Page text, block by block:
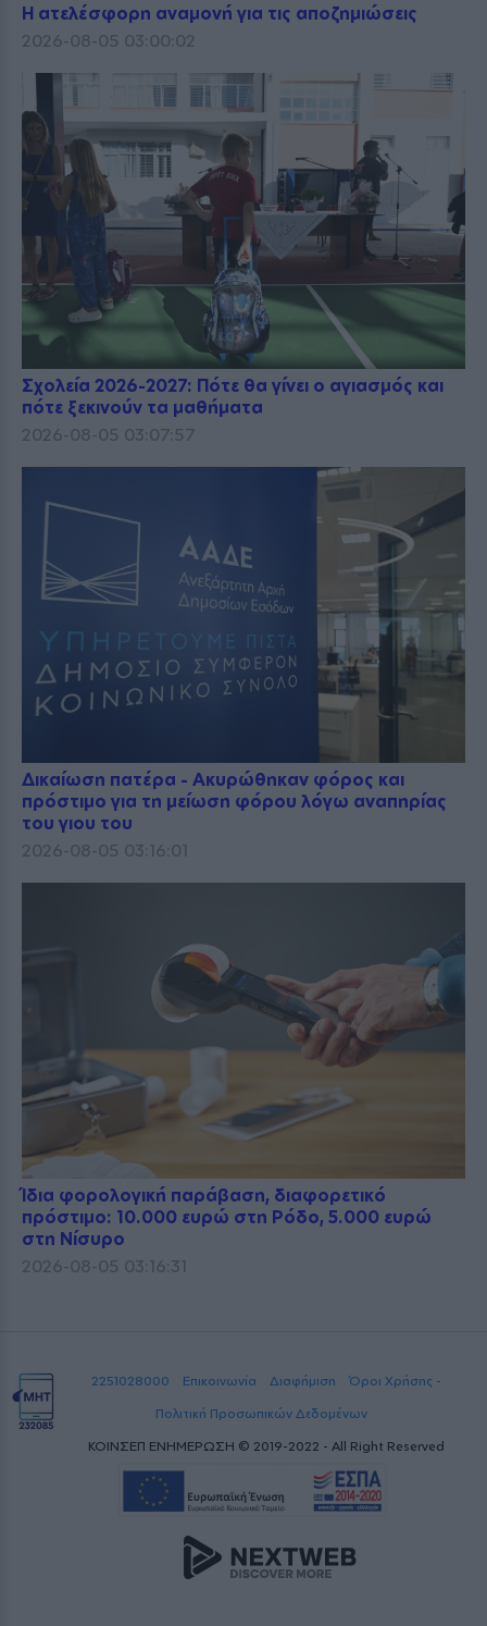
Η ατελέσφορη αναμονή για τις αποζημιώσεις
2026-08-05 03:00:02
Σχολεία 2026-2027: Πότε θα γίνει ο αγιασμός και
πότε ξεκινούν τα μαθήματα
2026-08-05 03:07:57
Δικαίωση πατέρα - Ακυρώθηκαν φόρος και
πρόστιμο για τη μείωση φόρου λόγω αναπηρίας
του γιου του
2026-08-05 03:16:01
Ίδια φορολογική παράβαση, διαφορετικό
πρόστιμο: 10.000 ευρώ στη Ρόδο, 5.000 ευρώ
στη Νίσυρο
2026-08-05 03:16:31
2251028000 Επικοινωνία Διαφήμιση
Όροι Χρήσης -
Πολιτική Προσωπικών Δεδομένων
ΚΟΙΝΣΕΠ ΕΝΗΜΕΡΩΣΗ © 2019-2022 - All Right Reserved